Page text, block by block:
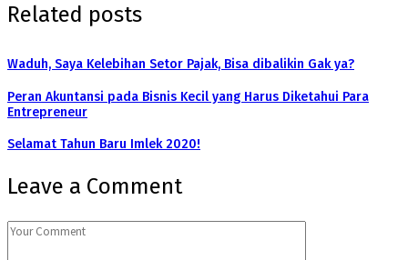
Related posts
Waduh, Saya Kelebihan Setor Pajak, Bisa dibalikin Gak ya?
Peran Akuntansi pada Bisnis Kecil yang Harus Diketahui Para
Entrepreneur
Selamat Tahun Baru Imlek 2020!
Leave a Comment